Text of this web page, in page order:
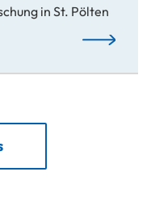
in St. Pölten
Neues KI-